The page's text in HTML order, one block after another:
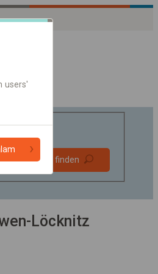
Verbindung finden
Löcknitz
users'